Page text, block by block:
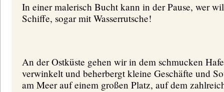
In einer malerisch Bucht kann in der Pause, wer
Schiffe, sogar mit Wasserrutsche!
An der Ostküste gehen wir in dem schmucken
verwinkelt und beherbergt kleine Geschäfte und
am Meer auf einem großen Platz, auf dem